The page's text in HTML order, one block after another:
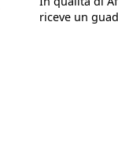
riceve un